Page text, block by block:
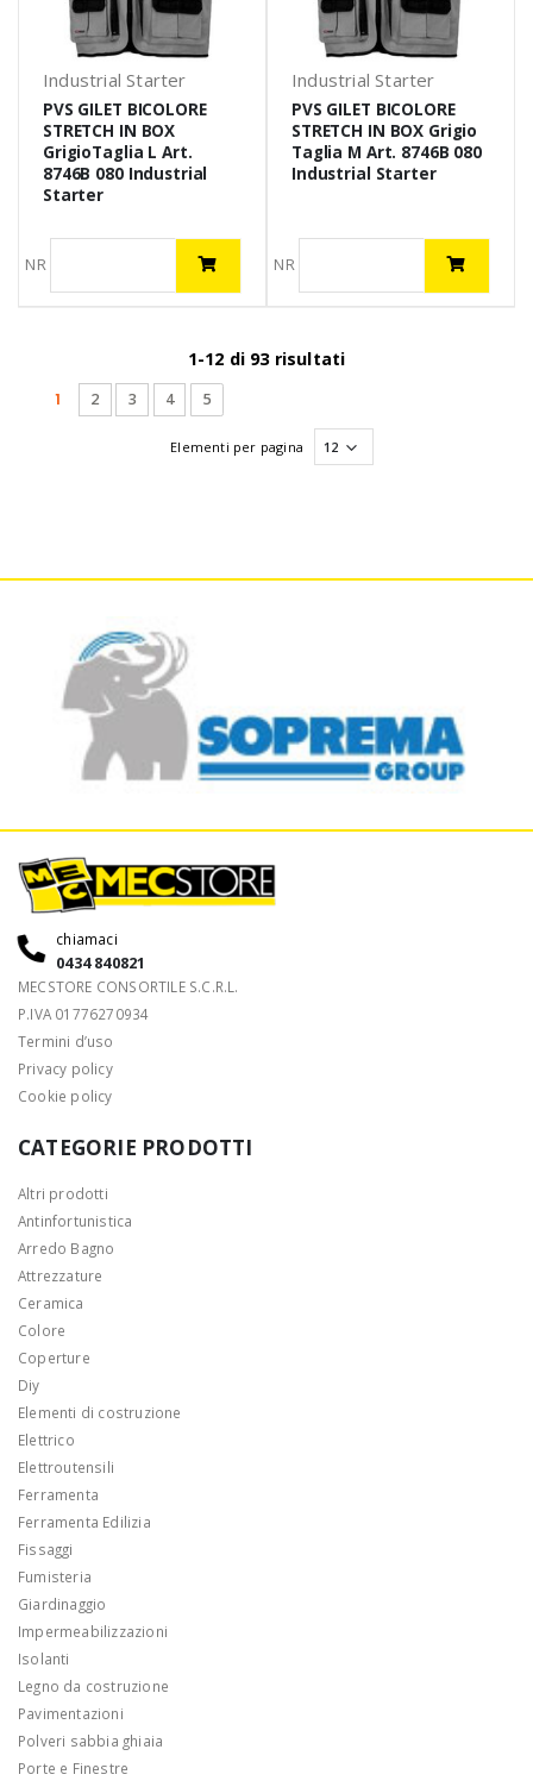
Industrial Starter
PVS GILET BICOLORE
STRETCH IN BOX
GrigioTaglia L Art.
8746B 080 Industrial
Starter
NR
Industrial Starter
PVS GILET BICOLORE
STRETCH IN BOX Grigio
Taglia M Art. 8746B 080
Industrial Starter
NR
1-12 di 93 risultati
1 (current)
2 3 4 5
Elementi per pagina
chiamaci
0434 840821
MECSTORE CONSORTILE S.C.R.L.
P.IVA 01776270934
Termini d’uso
Privacy policy
Cookie policy
CATEGORIE PRODOTTI
Altri prodotti
Antinfortunistica
Arredo Bagno
Attrezzature
Ceramica
Colore
Coperture
Diy
Elementi di costruzione
Elettrico
Elettroutensili
Ferramenta
Ferramenta Edilizia
Fissaggi
Fumisteria
Giardinaggio
Impermeabilizzazioni
Isolanti
Legno da costruzione
Pavimentazioni
Polveri sabbia ghiaia
Porte e Finestre